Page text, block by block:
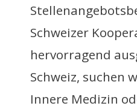
Schweizer
hervorragend
Schweiz, suchen
Innere Medizin